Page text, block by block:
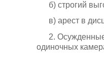
б) строгий
в) арест в
2.
одиночных